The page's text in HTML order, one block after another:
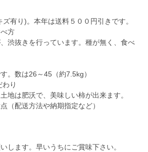
有り)。本年は送料５００円引きです。
方
渋抜きを行っています。種が無く、食べ
。数は26～45（約7.5kg）
り
地は肥沃で、美味しい柿が出来ます。
（配送方法や納期指定など）
します。早いうちにご賞味下さい。